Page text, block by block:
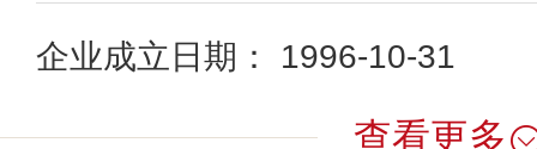
企业成立日期： 1996-10-31
查看更多